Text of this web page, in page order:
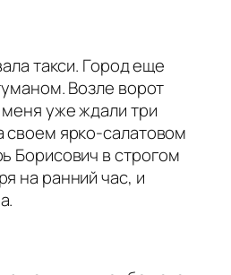
такси. Город еще
Возле ворот
уже ждали три
ярко-салатовом
Борисович в строгом
на ранний час, и